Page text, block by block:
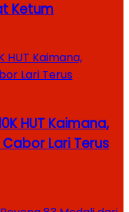
Ketum
HUT Kaimana,
Lari Terus